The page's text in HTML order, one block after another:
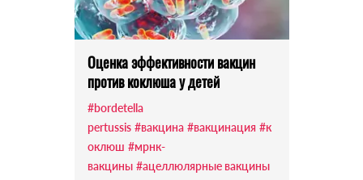
Оценка эффективности вакцин
против коклюша у детей
#bordetella
pertussis #вакцина #вакцинация #к
оклюш #мрнк-
вакцины #ацеллюлярные вакцины